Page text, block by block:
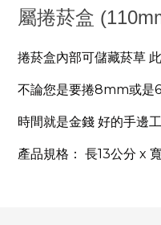
屬捲菸盒
捲菸盒內部可儲藏菸草
不論您是要捲8mm或是
時間就是金錢 好的手邊
產品規格： 長13公分 x